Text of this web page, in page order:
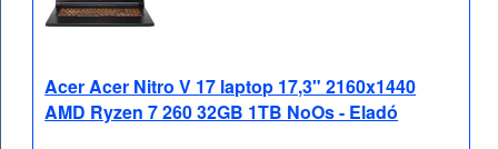
Acer Acer Nitro V 17 laptop 17,3" 2160x1440
AMD Ryzen 7 260 32GB 1TB NoOs - Eladó